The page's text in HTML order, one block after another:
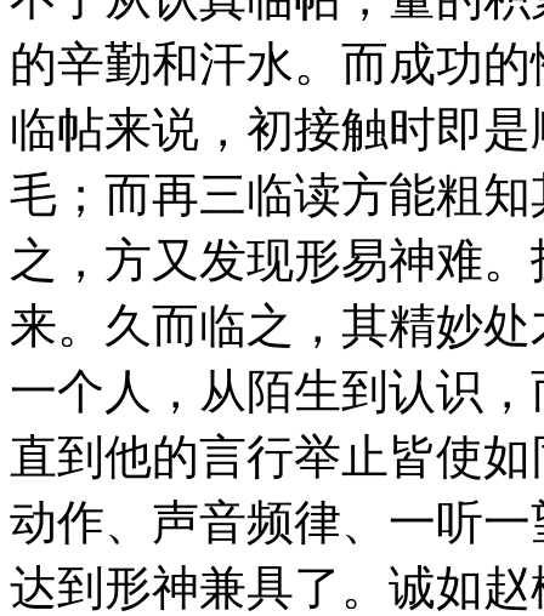
的辛勤和汗水。而成功
临帖来说，初接触时即
毛；而再三临读方能粗
之，方又发现形易神难
来。久而临之，其精妙
一个人，从陌生到认识
直到他的言行举止皆使
动作、声音频律、一听
达到形神兼具了。诚如